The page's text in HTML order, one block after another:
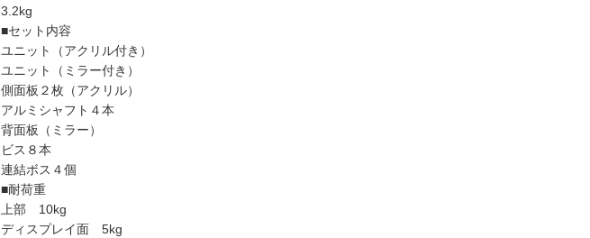
3.2kg
■セット内容
ユニット（アクリル付き）
ユニット（ミラー付き）
側面板２枚（アクリル）
アルミシャフト４本
背面板（ミラー）
ビス８本
連結ボス４個
■耐荷重
上部 10kg
ディスプレイ面 5kg